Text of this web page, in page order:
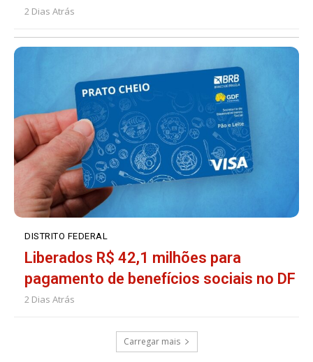
2 Dias Atrás
DISTRITO FEDERAL
Liberados R$ 42,1 milhões para
pagamento de benefícios sociais no DF
2 Dias Atrás
Carregar mais